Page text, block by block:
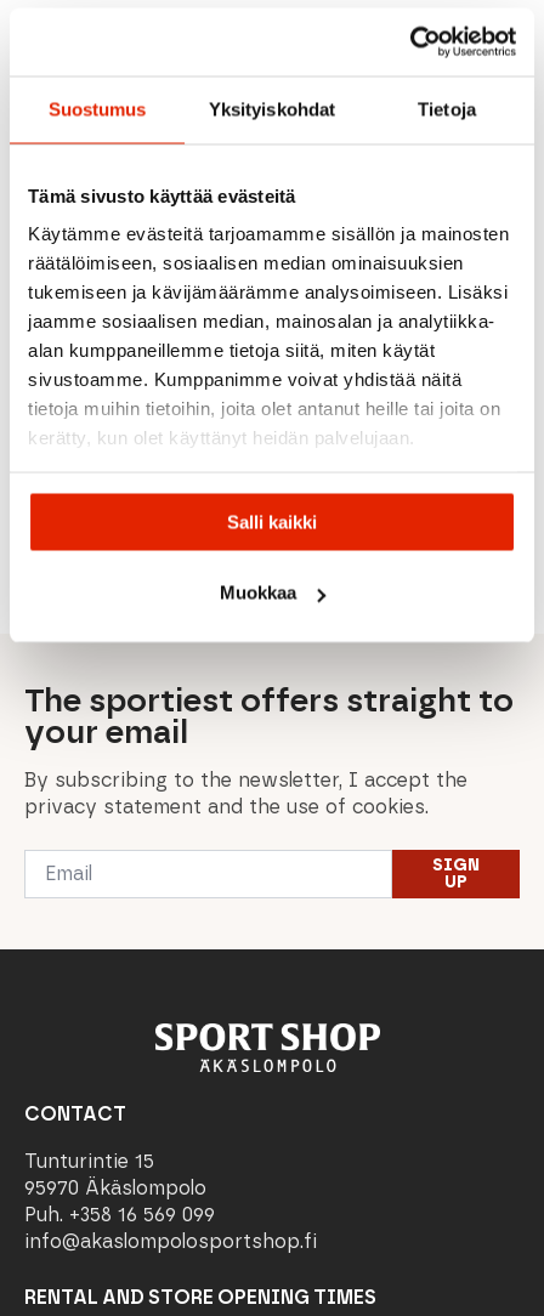
Suostumus Yksityiskohdat Tietoja
Tämä sivusto käyttää evästeitä
Käytämme evästeitä tarjoamamme sisällön ja mainosten
räätälöimiseen, sosiaalisen median ominaisuuksien
tukemiseen ja kävijämäärämme analysoimiseen. Lisäksi
jaamme sosiaalisen median, mainosalan ja analytiikka-
alan kumppaneillemme tietoja siitä, miten käytät
sivustoamme. Kumppanimme voivat yhdistää näitä
tietoja muihin tietoihin, joita olet antanut heille tai joita on
kerätty, kun olet käyttänyt heidän palvelujaan.
Salli kaikki
Muokkaa
Line
From:
was:
is:
Line
Honey
Badger
24/25
Atomic
price
price
Atomic
Maverick
Jr 100-
K2
From:
299,00€
Original
was:
249,00 €
Current
is:
K2
Omen
85
Atomic
price
price
Atomic
Cloud
C7 + M
10 GW
Alpine
Armada
The sportiest offers straight to
your email
By subscribing to the newsletter, I accept the
privacy statement and the use of cookies.
Email
SIGN
UP
CONTACT
Tunturintie 15
95970 Äkäslompolo
Puh. +358 16 569 099
info@akaslompolosportshop.fi
RENTAL AND STORE OPENING TIMES